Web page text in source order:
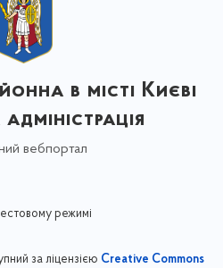
в місті Києві
вебпортал
режимі
за ліцензією Creative Commons